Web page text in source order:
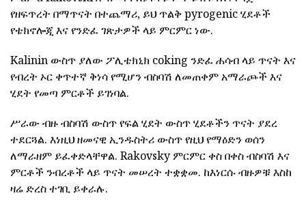
የዘፍጥረት በማጥናት በተጨማሪ, ይህ ጥልቅ pyrogenic ሂደቶች
የቴክኖሎጂ እና የንድፈ ገጽታዎች ላይ ምርምር ነው.
Kalinin ውስጥ ያለው ፖሊቴክኒክ coking ንድፈ ሐሳብ ላይ ጥናት እና
የብረት ኦር ቀጥተኛ ቅነሳ የሚሆን ብስባሽ ለመጠቀም አማራጮች እና
ሂደት የመጣ ምርቶች ይገነባል.
ሥራው ብዙ ብስባሽ ውስጥ የፍል ሂደት ውስጥ ሂደቶችን ጥናት ያደረ
ተደርጓል. እነዚህ ዘመናዊ ኢንዱስትሪ ውስጥ የዚህ የማዕድን ወሰን
ለማራዘም ይፈቀድላቸዋል. Rakovsky ምርምር ቀስ በቀስ ብስባሽ እና
ምርቶች ንብረቶች ላይ ጥናት መሠረት ተቋቋመ. ከእነርሱ ብዙዎቹ እስከ
ዛሬ ድረስ ተገቢ ይቀራሉ.